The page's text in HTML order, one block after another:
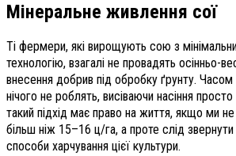
Мінеральне живлення сої
Ті фермери, які вирощують сою з
технологію, взагалі не провадять осінньо-
внесення добрив під обробку ґрунту. Часом
нічого не роблять, висіваючи насіння
такий підхід має право на життя, якщо ми
більш ніж 15–16 ц/га, а проте слід звернути
способи харчування цієї культури.